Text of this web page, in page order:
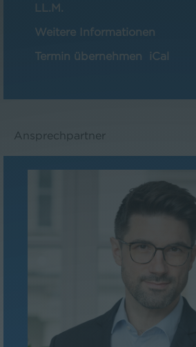
LL.M.
Weitere Informationen
Termin übernehmen
iCal
Ansprechpartner